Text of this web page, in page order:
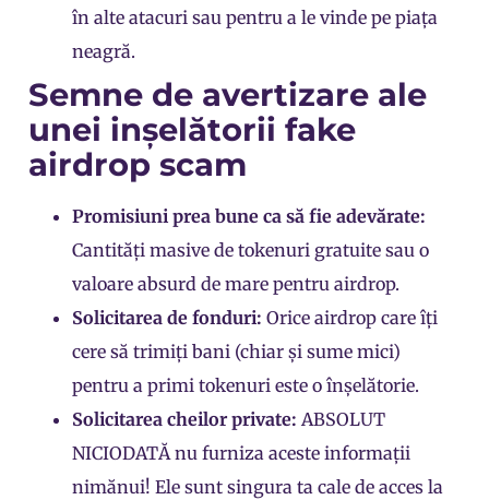
în alte atacuri sau pentru a le vinde pe piața
neagră.
Semne de avertizare ale
unei inșelătorii fake
airdrop scam
Promisiuni prea bune ca să fie adevărate:
Cantități masive de tokenuri gratuite sau o
valoare absurd de mare pentru airdrop.
Solicitarea de fonduri: Orice airdrop care îți
cere să trimiți bani (chiar și sume mici)
pentru a primi tokenuri este o înșelătorie.
Solicitarea cheilor private: ABSOLUT
NICIODATĂ nu furniza aceste informații
nimănui! Ele sunt singura ta cale de acces la